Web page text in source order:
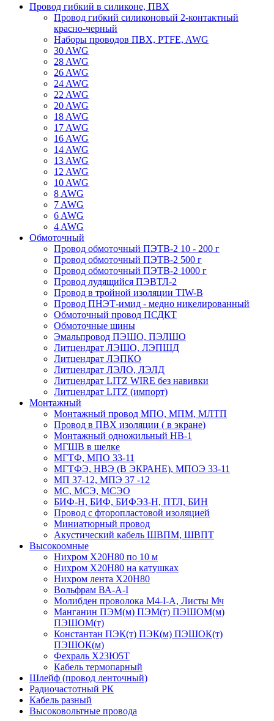
Провод гибкий в силиконе, ПВХ
Провод гибкий силиконовый 2-контактный
красно-черный
Наборы проводов ПВХ, PTFE, AWG
30 AWG
28 AWG
26 AWG
24 AWG
22 AWG
20 AWG
18 AWG
17 AWG
16 AWG
14 AWG
13 AWG
12 AWG
10 AWG
8 AWG
7 AWG
6 AWG
4 AWG
Обмоточный
Провод обмоточный ПЭТВ-2 10 - 200 г
Провод обмоточный ПЭТВ-2 500 г
Провод обмоточный ПЭТВ-2 1000 г
Провод лудящийся ПЭВТЛ-2
Провод в тройной изоляции TIW-B
Провод ПНЭТ-имид - медно никелированный
Обмоточный провод ПСДКТ
Обмоточные шины
Эмальпровод ПЭШО, ПЭЛШО
Литцендрат ЛЭШО, ЛЭПШД
Литцендрат ЛЭПКО
Литцендрат ЛЭЛО, ЛЭЛД
Литцендрат LITZ WIRE без навивки
Литцендрат LITZ (импорт)
Монтажный
Монтажный провод МПО, МПМ, МЛТП
Провод в ПВХ изоляции ( в экране)
Монтажный одножильный HB-1
МГШВ в шелке
МГТФ, МПО 33-11
МГТФЭ, НВЭ (В ЭКРАНЕ), МПОЭ 33-11
МП 37-12, МПЭ 37 -12
МС, МСЭ, МСЭО
БИФ-Н, БИФ, БИФЭЗ-Н, ПТЛ, БИН
Провод с фторопластовой изоляцией
Миниатюрный провод
Акустический кабель ШВПМ, ШВПТ
Высокоомные
Нихром Х20Н80 по 10 м
Нихром Х20Н80 на катушках
Нихром лента Х20Н80
Вольфрам ВА-А-I
Молибден проволока М4-I-А, Листы Мч
Манганин ПЭМ(м) ПЭМ(т) ПЭШОМ(м)
ПЭШОМ(т)
Константан ПЭК(т) ПЭК(м) ПЭШОК(т)
ПЭШОК(м)
Фехраль Х23Ю5Т
Кабель термопарный
Шлейф (провод ленточный)
Радиочастотный РК
Кабель разный
Высоковольтные провода